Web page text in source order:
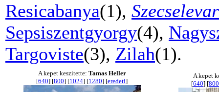
Resicabanya(1),
Sepsiszentgyorgy(4),
Targoviste(3), Zilah(1).
A kepet keszitette: Tamas Heller
[640] [800] [1024] [1280] [eredeti]
A kepet
[640] [800